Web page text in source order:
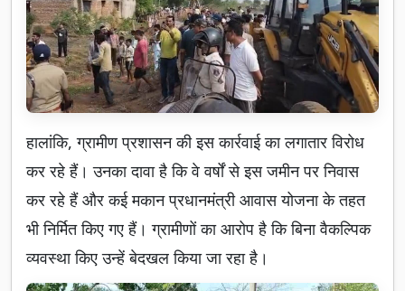
हालांकि, ग्रामीण प्रशासन की इस कार्रवाई का लगातार विरोध
कर रहे हैं। उनका दावा है कि वे वर्षों से इस जमीन पर निवास
कर रहे हैं और कई मकान प्रधानमंत्री आवास योजना के तहत
भी निर्मित किए गए हैं। ग्रामीणों का आरोप है कि बिना वैकल्पिक
व्यवस्था किए उन्हें बेदखल किया जा रहा है।